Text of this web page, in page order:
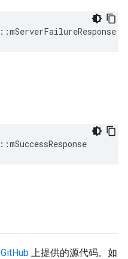
::mServerFailureResponse
::mSuccessResponse
GitHub 上提供的源代码。如